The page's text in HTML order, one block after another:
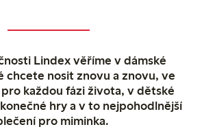
Lindex věříme v dámské
chcete nosit znovu a znovu, ve
každou fázi života, v dětské
hry a v to nejpohodlnější
pro miminka.